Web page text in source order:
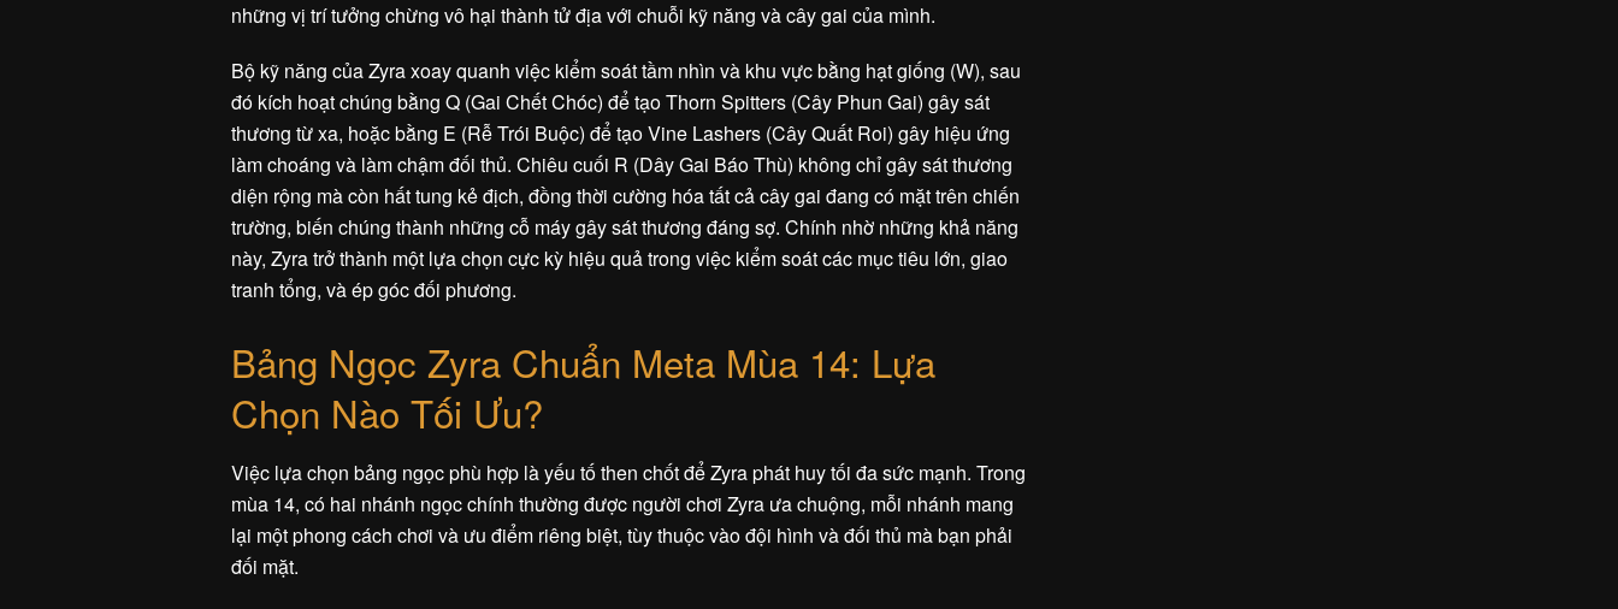
những vị trí tưởng chừng vô hại thành tử địa với chuỗi kỹ năng và cây gai của mình.
Bộ kỹ năng của Zyra xoay quanh việc kiểm soát tầm nhìn và khu vực bằng hạt giống (W), sau
đó kích hoạt chúng bằng Q (Gai Chết Chóc) để tạo Thorn Spitters (Cây Phun Gai) gây sát
thương từ xa, hoặc bằng E (Rễ Trói Buộc) để tạo Vine Lashers (Cây Quất Roi) gây hiệu ứng
làm choáng và làm chậm đối thủ. Chiêu cuối R (Dây Gai Báo Thù) không chỉ gây sát thương
diện rộng mà còn hất tung kẻ địch, đồng thời cường hóa tất cả cây gai đang có mặt trên chiến
trường, biến chúng thành những cỗ máy gây sát thương đáng sợ. Chính nhờ những khả năng
này, Zyra trở thành một lựa chọn cực kỳ hiệu quả trong việc kiểm soát các mục tiêu lớn, giao
tranh tổng, và ép góc đối phương.
Bảng Ngọc Zyra Chuẩn Meta Mùa 14: Lựa
Chọn Nào Tối Ưu?
Việc lựa chọn bảng ngọc phù hợp là yếu tố then chốt để Zyra phát huy tối đa sức mạnh. Trong
mùa 14, có hai nhánh ngọc chính thường được người chơi Zyra ưa chuộng, mỗi nhánh mang
lại một phong cách chơi và ưu điểm riêng biệt, tùy thuộc vào đội hình và đối thủ mà bạn phải
đối mặt.